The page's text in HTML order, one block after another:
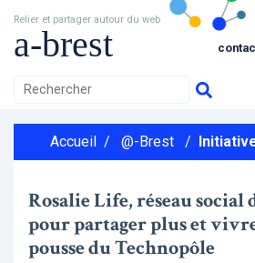
Relier et partager autour du web
a-brest
Accueil / @-Brest /
Rosalie Life, réseau
pour partager plus et
pousse du Technopôle